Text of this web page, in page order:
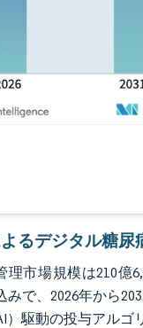
るデジタル糖尿
理市場規模は210億
みで、2026年から
）駆動の投与アル